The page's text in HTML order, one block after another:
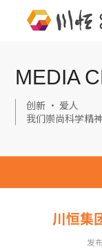
MEDIA
创新 · 爱人
我们崇尚科学精
川恒集
发